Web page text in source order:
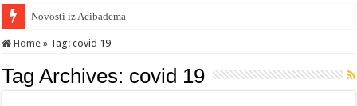
Novosti iz Acibadema
Home » Tag:covid 19
Tag Archives: covid 19